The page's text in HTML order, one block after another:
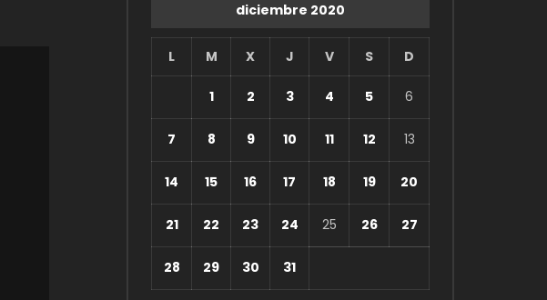
diciembre 2020
L M X J V S D
1 2 3 4 5 6
7 8 9 10 11 12 13
14 15 16 17 18 19 20
21 22 23 24 25 26 27
28 29 30
31